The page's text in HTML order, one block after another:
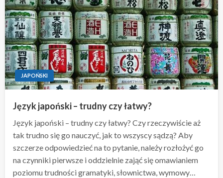
JAPOŃSKI
Język japoński – trudny czy łatwy?
Język japoński – trudny czy łatwy? Czy rzeczywiście aż
tak trudno się go nauczyć, jak to wszyscy sądzą? Aby
szczerze odpowiedzieć na to pytanie, należy rozłożyć go
na czynniki pierwsze i oddzielnie zająć się omawianiem
poziomu trudności gramatyki, słownictwa, wymowy…